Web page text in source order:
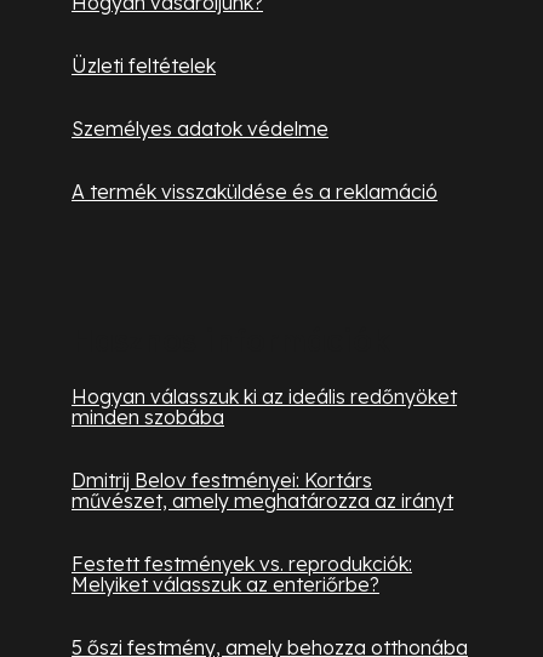
Üzleti feltételek
Személyes adatok védelme
A termék visszaküldése és a reklamáció
Hogyan válasszuk ki az ideális redőnyöket
minden szobába
Dmitrij Belov festményei: Kortárs
művészet, amely meghatározza az irányt
Festett festmények vs. reprodukciók:
Melyiket válasszuk az enteriőrbe?
5 őszi festmény, amely behozza otthonába